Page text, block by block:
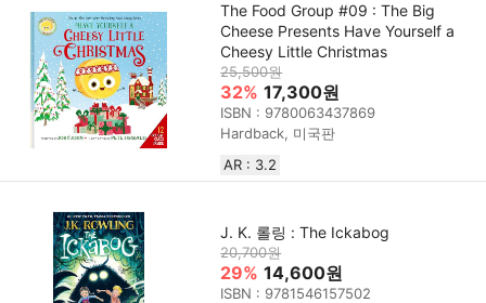
The Food Group #09 : The Big
Cheese Presents Have Yourself a
Cheesy Little Christmas
25,500원
32% 17,300원
ISBN : 9780063437869
Hardback, 미국판
AR : 3.2
J. K. 롤링 : The Ickabog
20,700원
29% 14,600원
ISBN : 9781546157502